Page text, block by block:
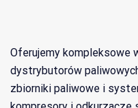
Oferujemy kompleksowe
dystrybutorów
zbiorniki paliwowe i